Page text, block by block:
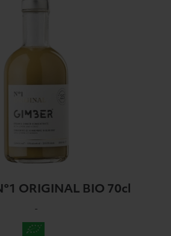
ORIGINAL BIO 70cl
-